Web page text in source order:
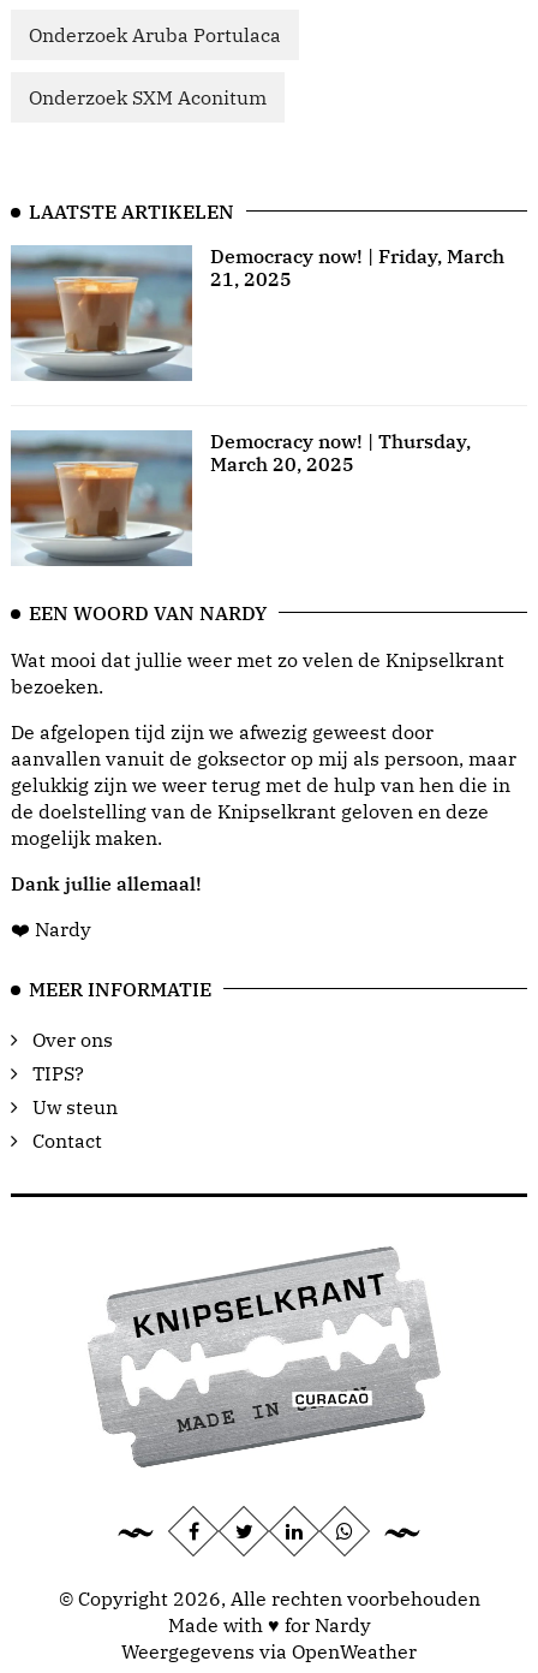
Onderzoek Aruba Portulaca
Onderzoek SXM Aconitum
LAATSTE ARTIKELEN
Democracy now! | Friday, March
21, 2025
Democracy now! | Thursday,
March 20, 2025
EEN WOORD VAN NARDY
Wat mooi dat jullie weer met zo velen de Knipselkrant
bezoeken.
De afgelopen tijd zijn we afwezig geweest door
aanvallen vanuit de goksector op mij als persoon, maar
gelukkig zijn we weer terug met de hulp van hen die in
de doelstelling van de Knipselkrant geloven en deze
mogelijk maken.
Dank jullie allemaal!
❤️ Nardy
MEER INFORMATIE
Over ons
TIPS?
Uw steun
Contact
© Copyright 2026, Alle rechten voorbehouden
Made with ♥ for Nardy
Weergegevens via OpenWeather